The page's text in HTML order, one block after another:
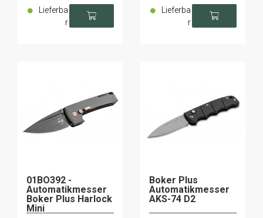
Lieferba
r
Lieferba
r
01BO392 -
Automatikmesser
Boker Plus Harlock
Mini
Boker Plus
Automatikmesser
AKS-74 D2